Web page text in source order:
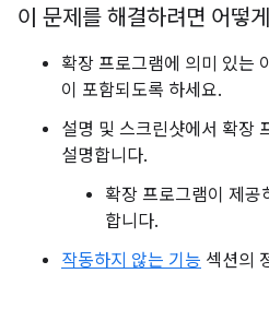
이 문제를 해결하려면 어떻
확장 프로그램에 의미 있는
이 포함되도록 하세요.
설명 및 스크린샷에서 확장
설명합니다.
확장 프로그램이 제공
합니다.
작동하지 않는 기능 섹션의